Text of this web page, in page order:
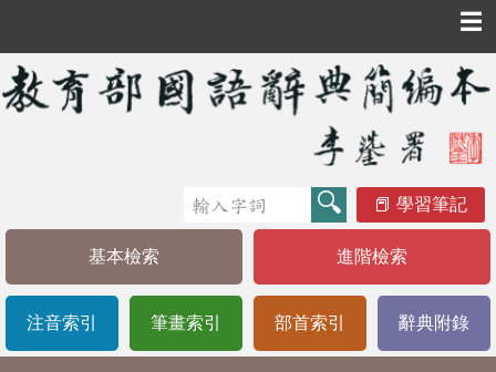
☰
學習筆記
基本檢索 進階檢索
注音索引 筆畫索引 部首索引 辭典附錄